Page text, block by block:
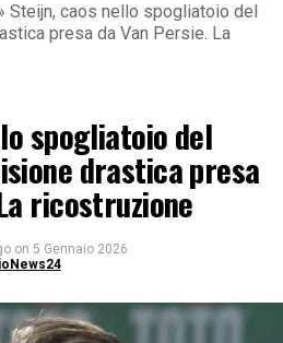
Steijn, caos nello spogliatoio del
presa da Van Persie. La
spogliatoio del
drastica presa
ricostruzione
on 5 Gennaio 2026